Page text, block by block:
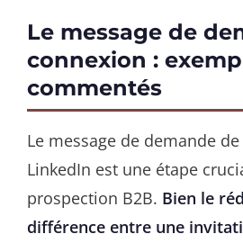
Le message de
connexion :
commentés
Le message de demande
LinkedIn est une étape
prospection B2B. Bien le
différence entre une